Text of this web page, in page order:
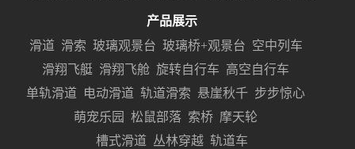
产品展示
滑道 滑索 玻璃观景台 玻璃桥+观景台 空中列车
滑翔飞艇 滑翔飞舱 旋转自行车 高空自行车
单轨滑道
电动滑道 轨道滑索 悬崖秋千 步步惊心
萌宠乐园
松鼠部落 索桥 摩天轮
槽式滑道 丛林穿越 轨道车